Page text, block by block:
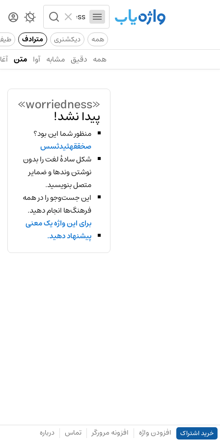
همه دیکشنری مترادف
همه دقیق مشابه آوا متن
«worriedness»
پیدا نشد!
منظور شما این بود؟
صخققهثیدثسس
شکل سادهٔ لغت را بدون
نوشتن وندها و ضمایر
متصل بنویسید.
این جست‌وجو را در همه
فرهنگ‌ها انجام دهید.
برای این واژه یک معنی
پیشنهاد دهید.
خرید اشتراک افزودن واژه افزونه مرورگر تماس درباره